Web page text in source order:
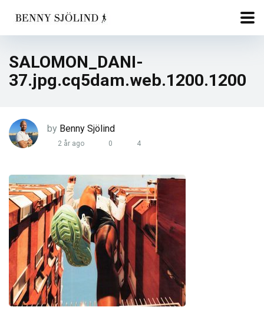
SALOMON_DANI-
37.jpg.cq5dam.web.1200.1200
by Benny Sjölind
2 år ago 0 4